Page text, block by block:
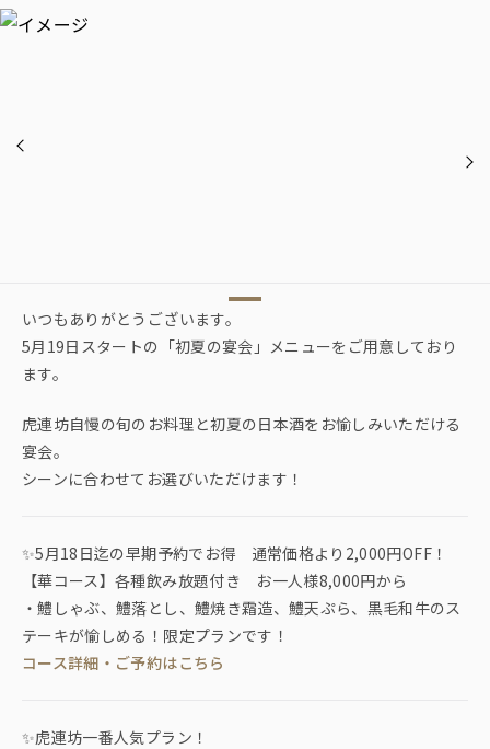
いつもありがとうございます。
5月19日スタートの「初夏の宴会」メニューをご用意しており
ます。
虎連坊自慢の旬のお料理と初夏の日本酒をお愉しみいただける
宴会。
シーンに合わせてお選びいただけます！
✨5月18日迄の早期予約でお得 通常価格より2,000円OFF！
【華コース】各種飲み放題付き お一人様8,000円から
・鱧しゃぶ、鱧落とし、鱧焼き霜造、鱧天ぷら、黒毛和牛のス
テーキが愉しめる！限定プランです！
コース詳細・ご予約はこちら
✨虎連坊一番人気プラン！